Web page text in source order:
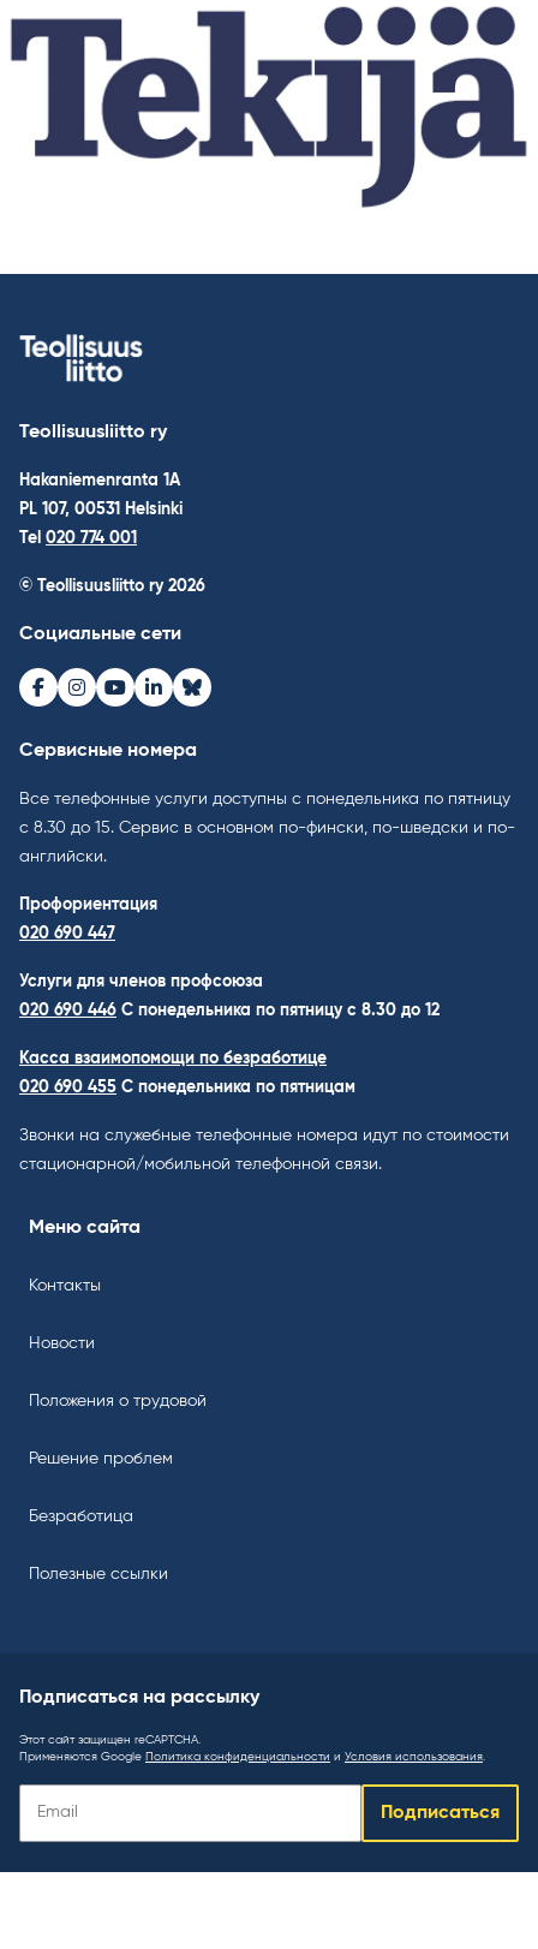
Teollisuusliitto ry
Hakaniemenranta 1A
PL 107, 00531 Helsinki
Tel 020 774 001
© Teollisuusliitto ry 2026
Социальные сети
Facebook
Instagram
Youtube
LinkedInBluesky
Сервисные номера
Все телефонные услуги доступны с понедельника по пятницу
с 8.30 до 15. Cервис в основном по-фински, по-шведски и по-
английски.
Профориентация
020 690 447
Услуги для членов профсоюза
020 690 446 C понедельника по пятницу с 8.30 до 12
Касса взаимопомощи по безработице
020 690 455 С понедельника по пятницам
Звонки на служебные телефонные номера идут по стоимости
стационарной/мобильной телефонной связи.
Меню сайта
Контакты
Новости
Положения о трудовой
Решение проблем
Безработица
Полезные ссылки
Подписаться на рассылку
Этот сайт защищен reCAPTCHA.
Применяются Google Политика конфиденциальности и Условия использования
Подписаться